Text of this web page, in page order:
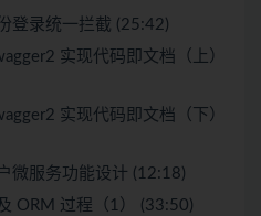
登录统一拦截 (25:42)
实现代码即文档（上）
实现代码即文档（下）
微服务功能设计 (12:18)
ORM 过程（1） (33:50)